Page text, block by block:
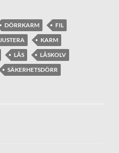
DÖRRKARM
FIL
JUSTERA
KARM
LÅS
LÅSKOLV
SÄKERHETSDÖRR